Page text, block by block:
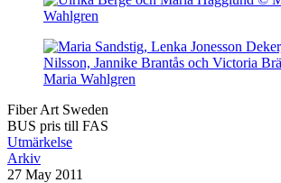
Fiber Art Sweden
BUS pris till FAS
Utmärkelse
Arkiv
27 May 2011